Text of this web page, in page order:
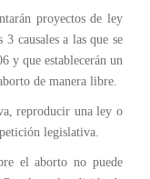
proyectos de ley
causales a las que se
y que establecerán un
de manera libre.
reproducir una ley o
legislativa.
el aborto no puede